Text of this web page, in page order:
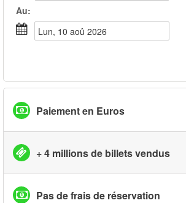
Au:
lun, 10 aoû 2026
Paiement en Euros
+ 4 millions de billets vendus
Pas de frais de réservation